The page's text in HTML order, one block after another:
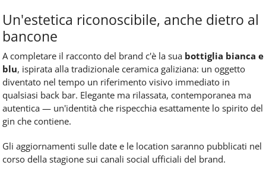
Un'estetica riconoscibile, anche dietro al
bancone
A completare il racconto del brand c'è la sua bottiglia bianca e
blu, ispirata alla tradizionale ceramica galiziana: un oggetto
diventato nel tempo un riferimento visivo immediato in
qualsiasi back bar. Elegante ma rilassata, contemporanea ma
autentica — un'identità che rispecchia esattamente lo spirito del
gin che contiene.
Gli aggiornamenti sulle date e le location saranno pubblicati nel
corso della stagione sui canali social ufficiali del brand.